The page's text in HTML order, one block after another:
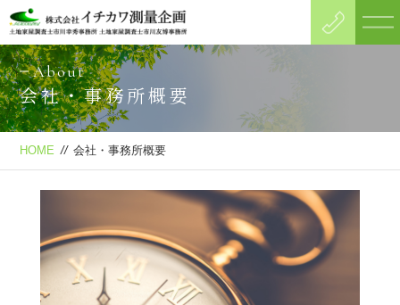
About
会社・事務所概要
HOME // 会社・事務所概要